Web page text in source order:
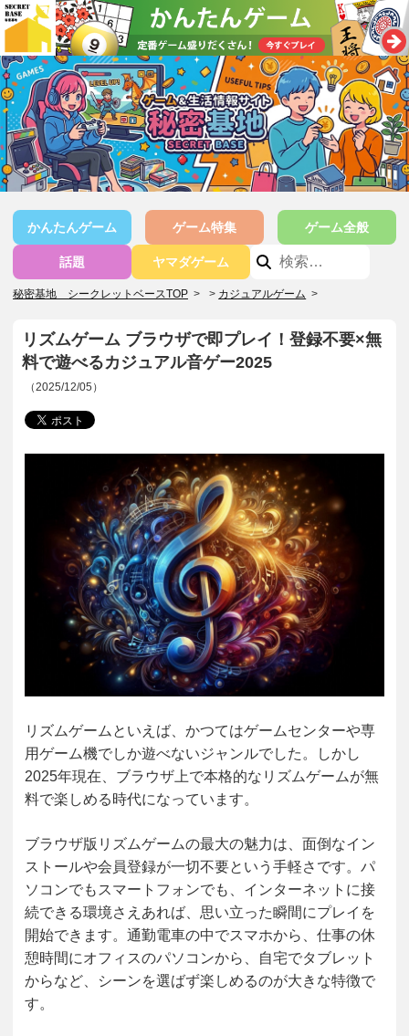
かんたんゲーム ゲーム特集 ゲーム全般
話題 ヤマダゲーム
秘密基地 シークレットベースTOP > カジュアルゲーム >
リズムゲーム ブラウザで即プレイ！登録不要×無
料で遊べるカジュアル音ゲー2025
（2025/12/05）
リズムゲームといえば、かつてはゲームセンターや専
用ゲーム機でしか遊べないジャンルでした。しかし
2025年現在、ブラウザ上で本格的なリズムゲームが無
料で楽しめる時代になっています。
ブラウザ版リズムゲームの最大の魅力は、面倒なイン
ストールや会員登録が一切不要という手軽さです。パ
ソコンでもスマートフォンでも、インターネットに接
続できる環境さえあれば、思い立った瞬間にプレイを
開始できます。通勤電車の中でスマホから、仕事の休
憩時間にオフィスのパソコンから、自宅でタブレット
からなど、シーンを選ばず楽しめるのが大きな特徴で
す。